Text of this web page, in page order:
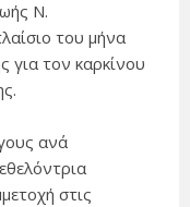
Ν.
του μήνα
για τον καρκίνου
ανά
στις